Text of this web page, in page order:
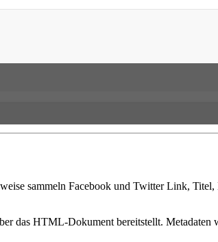
sammeln Facebook und Twitter Link,
das HTML-Dokument bereitstellt. Metadaten